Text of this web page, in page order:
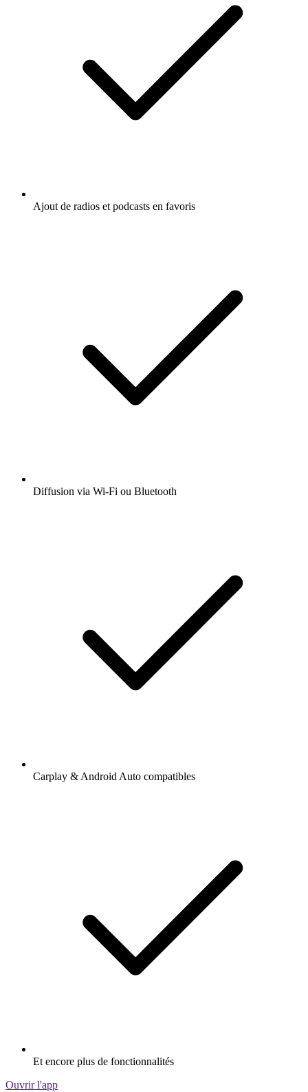
Ajout de radios et podcasts en favoris
Diffusion via Wi-Fi ou Bluetooth
Carplay & Android Auto compatibles
Et encore plus de fonctionnalités
Ouvrir l'app